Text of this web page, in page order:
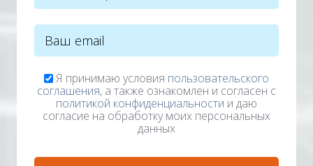
Я принимаю условия пользовательского
соглашения, а также ознакомлен и согласен с
политикой конфиденциальности и даю
согласие на обработку моих персональных
данных